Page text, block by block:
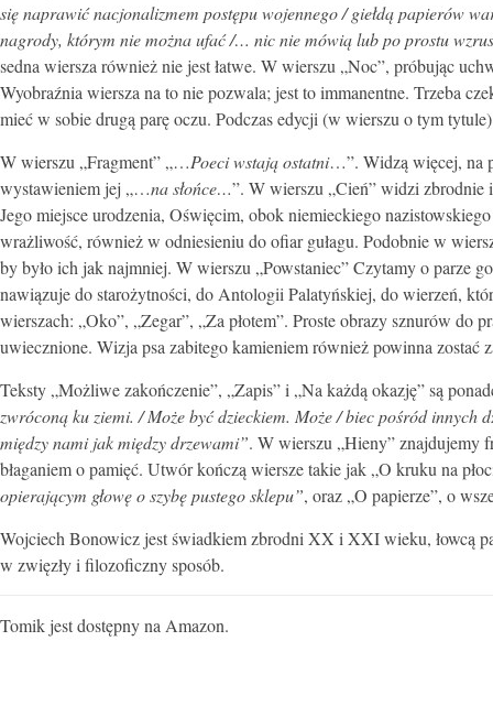
się naprawić nacjonalizmem postępu wojennego / giełdą papierów
nagrody, którym nie można ufać /… nic nie mówią lub po prostu
sedna wiersza również nie jest łatwe. W wierszu „Noc”, próbując
Wyobraźnia wiersza na to nie pozwala; jest to immanentne. Trzeba
mieć w sobie drugą parę oczu. Podczas edycji (w wierszu o tym
W wierszu „Fragment” „…Poeci wstają ostatni…”. Widzą więcej, na
wystawieniem jej „…na słońce…”. W wierszu „Cień” widzi zbrodnie
Jego miejsce urodzenia, Oświęcim, obok niemieckiego
wrażliwość, również w odniesieniu do ofiar gułagu. Podobnie w
by było ich jak najmniej. W wierszu „Powstaniec” Czytamy o parze
nawiązuje do starożytności, do Antologii Palatyńskiej, do wierzeń,
wierszach: „Oko”, „Zegar”, „Za płotem”. Proste obrazy sznurów do
uwiecznione. Wizja psa zabitego kamieniem również powinna zostać
Teksty „Możliwe zakończenie”, „Zapis” i „Na każdą okazję” są
zwróconą ku ziemi. / Może być dzieckiem. Może / biec pośród innych
między nami jak między drzewami”. W wierszu „Hieny” znajdujemy
błaganiem o pamięć. Utwór kończą wiersze takie jak „O kruku na
opierającym głowę o szybę pustego sklepu”, oraz „O papierze”, o
Wojciech Bonowicz jest świadkiem zbrodni XX i XXI wieku, łowcą
w zwięzły i filozoficzny sposób.
Tomik jest dostępny na Amazon.